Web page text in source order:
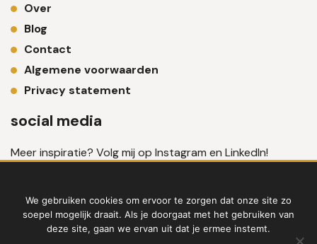
Over
Blog
Contact
Algemene voorwaarden
Privacy statement
social media
Meer inspiratie? Volg mij op Instagram en LinkedIn!
We gebruiken cookies om ervoor te zorgen dat onze site zo
soepel mogelijk draait. Als je doorgaat met het gebruiken van
deze site, gaan we ervan uit dat je ermee instemt.